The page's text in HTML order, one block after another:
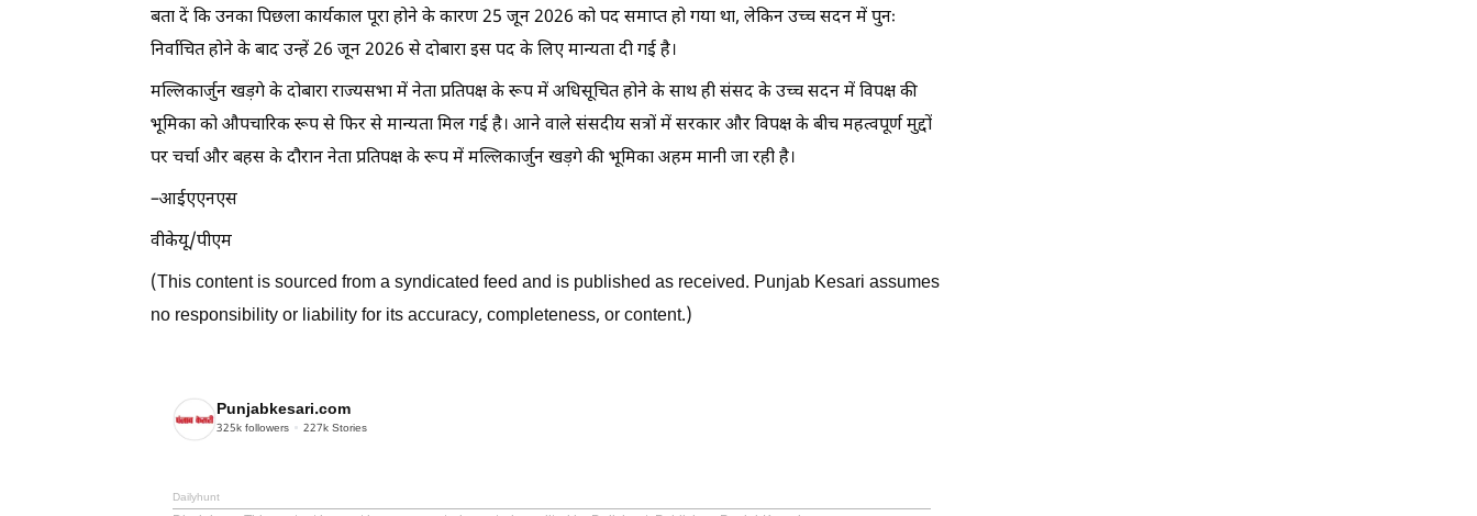
बता दें कि उनका पिछला कार्यकाल पूरा होने के कारण 25 जून 2026 को पद समाप्त हो गया था, लेकिन उच्च सदन में पुनः
निर्वाचित होने के बाद उन्हें 26 जून 2026 से दोबारा इस पद के लिए मान्यता दी गई है।
मल्लिकार्जुन खड़गे के दोबारा राज्यसभा में नेता प्रतिपक्ष के रूप में अधिसूचित होने के साथ ही संसद के उच्च सदन में विपक्ष की
भूमिका को औपचारिक रूप से फिर से मान्यता मिल गई है। आने वाले संसदीय सत्रों में सरकार और विपक्ष के बीच महत्वपूर्ण मुद्दों
पर चर्चा और बहस के दौरान नेता प्रतिपक्ष के रूप में मल्लिकार्जुन खड़गे की भूमिका अहम मानी जा रही है।
–आईएएनएस
वीकेयू/पीएम
(This content is sourced from a syndicated feed and is published as received. Punjab Kesari assumes
no responsibility or liability for its accuracy, completeness, or content.)
Punjabkesari.com
325k followers 227k Stories
Dailyhunt